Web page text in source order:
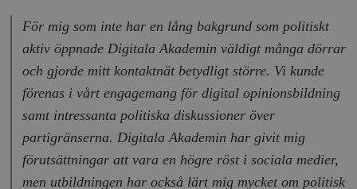
För mig som inte har en lång bakgrund som politiskt
aktiv öppnade Digitala Akademin väldigt många dörrar
och gjorde mitt kontaktnät betydligt större. Vi kunde
förenas i vårt engagemang för digital opinionsbildning
samt intressanta politiska diskussioner över
partigränserna. Digitala Akademin har givit mig
förutsättningar att vara en högre röst i sociala medier,
men utbildningen har också lärt mig mycket om politisk